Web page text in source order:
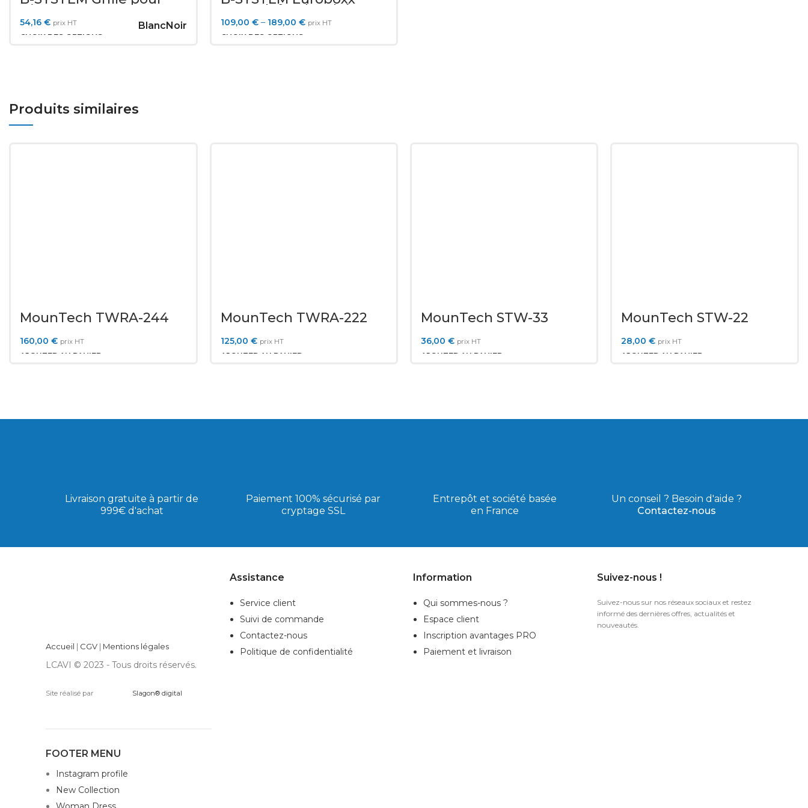
Gineos
54,16€ prix HT
CHOIX DES OPTIONS
BlancNoir
pour plafond en béton
109,00 €– 189,00 € prix HT
CHOIX DES OPTIONS
Produits similaires
MounTech TWRA-244
160,00€ prix HT
AJOUTER AU PANIER
MounTech TWRA-222
125,00 € prix HT
AJOUTER AU PANIER
MounTech STW-33
36,00 € prix HT
AJOUTER AU PANIER
MounTech STW-22
28,00€ prix HT
AJOUTER AU PANIER
Livraison gratuite à partir de
999€ d'achat
Paiement 100% sécurisé par
cryptage SSL
Entrepôt et société basée
en France
Un conseil ? Besoin d'aide ?
Contactez-nous
Accueil | CGV | Mentions légales
LCAVI © 2023 - Tous droits réservés.
Site réalisé par Slagon® digital
FOOTER MENU
Instagram profile
New Collection
Assistance
Service client
Suivi de commande
Contactez-nous
Politique de confidentialité
Information
Qui sommes-nous ?
Espace client
Inscription avantages PRO
Paiement et livraison
Suivez-nous !
Suivez-nous sur nos réseaux sociaux et restez
informé des dernières offres, actualités et
nouveautés.